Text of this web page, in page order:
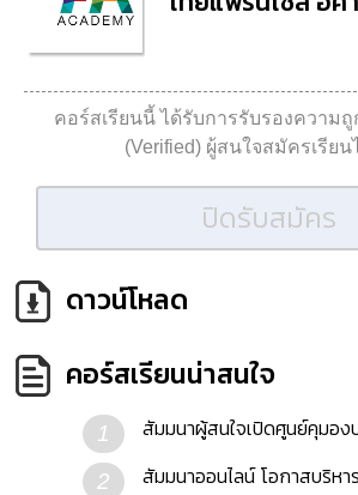
คอร์สเรียนนี้ ได้รับการรับรองความ
(Verified) ผู้สนใจสมัครเรีย
ปิดรับสมัคร
ดาวน์โหลด
คอร์สเรียนน่าสนใจ
1 สัมมนาผู้สนใจเปิดศูนย์คุมอง
2 สัมมนาออนไลน์ โอกาสบริหา